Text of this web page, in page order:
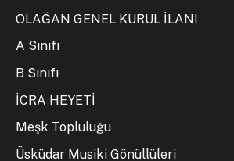
OLAĞAN GENEL KURUL İLANI
A Sınıfı
B Sınıfı
İCRA HEYETİ
Meşk Topluluğu
Üsküdar Musiki Gönüllüleri